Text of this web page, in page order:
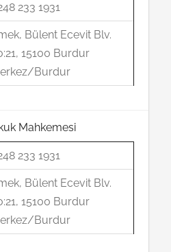
233 1931
Bülent Ecevit Blv.
15100 Burdur
Burdur
Mahkemesi
233 1931
Bülent Ecevit Blv.
15100 Burdur
Burdur